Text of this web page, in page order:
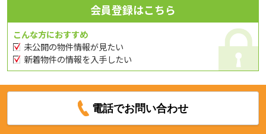
会員登録はこちら
こんな方におすすめ
未公開の物件情報が見たい
新着物件の情報を入手したい
電話でお問い合わせ